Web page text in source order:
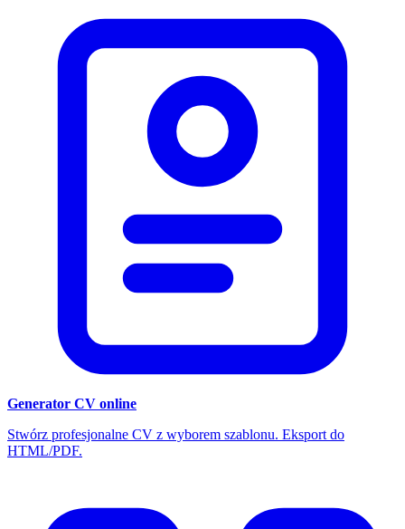
Generator CV online
Stwórz profesjonalne CV z wyborem szablonu. Eksport do
HTML/PDF.